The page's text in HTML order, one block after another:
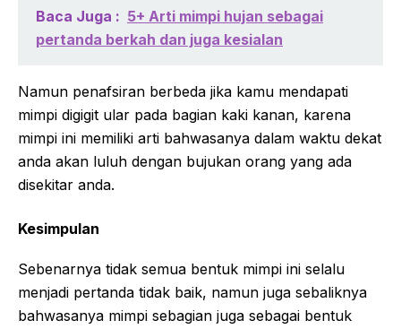
Baca Juga : 5+ Arti mimpi hujan sebagai
pertanda berkah dan juga kesialan
Namun penafsiran berbeda jika kamu mendapati
mimpi digigit ular pada bagian kaki kanan, karena
mimpi ini memiliki arti bahwasanya dalam waktu dekat
anda akan luluh dengan bujukan orang yang ada
disekitar anda.
Kesimpulan
Sebenarnya tidak semua bentuk mimpi ini selalu
menjadi pertanda tidak baik, namun juga sebaliknya
bahwasanya mimpi sebagian juga sebagai bentuk